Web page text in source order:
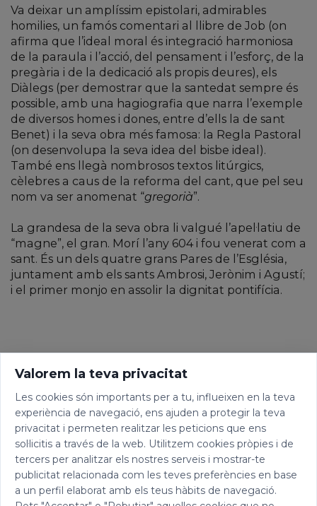
Va deixar un amplíssim epistolari, admirables
homilies, un famós comentari al llibre de Job (on
afirma que l’ideal moral és integració harmoniosa
de la paraula i l’acció, del pensament i l’esforç, de la
pregària i de la dedicació als propis deures), els
Diàlegs (per demostrar que la santedat sempre és
possible, amb una hagiografia que narra l’exemple
de diversos homes i dones, entre d’ells la de sant
Benet) i la seva obra més famosa: la Regla Pastoral
(on desenvolupa la seva idea del bisbe ideal).
També ens llegà nombrosos textos litúrgics,
cèlebres a caus de la reforma del cant, que pel seu
nom va ser anomenat “gregorià”.
La grandesa de la seva obra li valgué l’apel·latiu de
“magne”, el gran. Morí l’any 604 i fou venerat com a
sant. És un dels quatre grans Pares de l’Església,
juntament amb els sants Ambrosi, Jerònim i Agustí;
i el primer monjo en assolir la dignitat pontifícia.
Valorem la teva privacitat
Les cookies són importants per a tu, influeixen en la teva
experiència de navegació, ens ajuden a protegir la teva
privacitat i permeten realitzar les peticions que ens
sol·licitis a través de la web. Utilitzem cookies pròpies i de
tercers per analitzar els nostres serveis i mostrar-te
publicitat relacionada com les teves preferències en base
a un perfil elaborat amb els teus hàbits de navegació.